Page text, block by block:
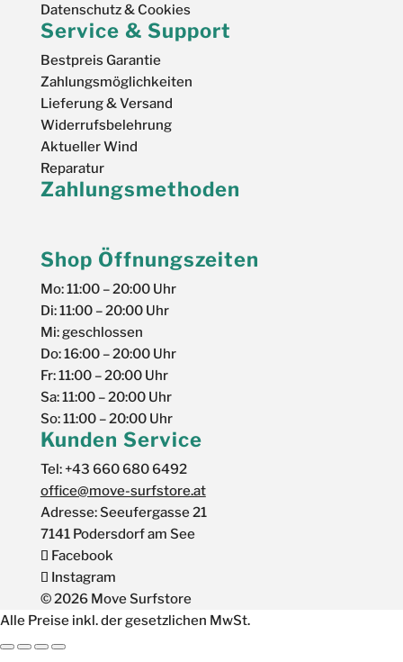
Datenschutz & Cookies
Service & Support
Bestpreis Garantie
Zahlungsmöglichkeiten
Lieferung & Versand
Widerrufsbelehrung
Aktueller Wind
Reparatur
Zahlungsmethoden
Shop Öffnungszeiten
Mo: 11:00 – 20:00 Uhr
Di: 11:00 – 20:00 Uhr
Mi: geschlossen
Do: 16:00 – 20:00 Uhr
Fr: 11:00 – 20:00 Uhr
Sa: 11:00 – 20:00 Uhr
So: 11:00 – 20:00 Uhr
Kunden Service
Tel: +43 660 680 6492
office@move-surfstore.at
Adresse: Seeufergasse 21
7141 Podersdorf am See
Facebook
Instagram
© 2026 Move Surfstore
Alle Preise inkl. der gesetzlichen MwSt.